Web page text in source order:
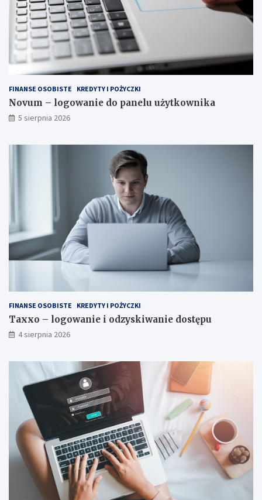
FINANSE OSOBISTE KREDYTY I POŻYCZKI
Novum – logowanie do panelu użytkownika
5 sierpnia 2026
FINANSE OSOBISTE KREDYTY I POŻYCZKI
Taxxo – logowanie i odzyskiwanie dostępu
4 sierpnia 2026